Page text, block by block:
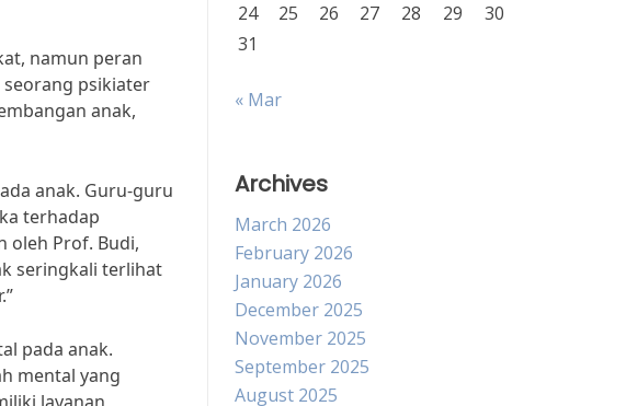
namun peran
psikiater
anak,
anak. Guru-guru
terhadap
oleh Prof. Budi,
seringkali terlihat
pada anak.
mental yang
24
25 26 27 28 29
30
31
« Mar
Archives
March 2026
February 2026
January 2026
December 2025
November 2025
September 2025
August 2025